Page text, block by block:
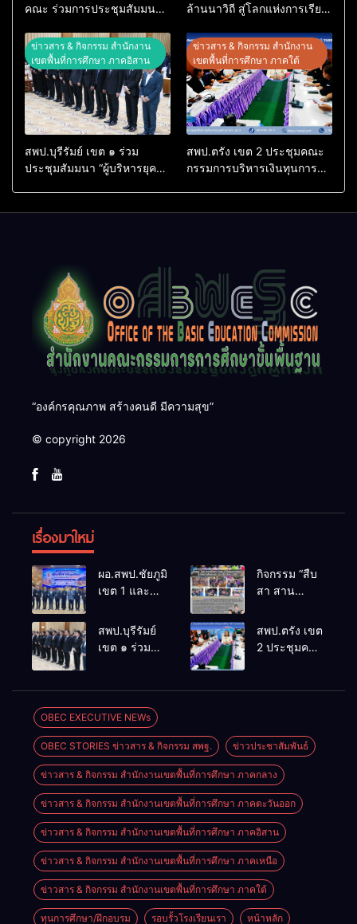
คณะ ร่วมการประชุมสัมมนา
นำการศึกษาไทยสู่อนาคต”
ประจำเขตตรวจราชการที่ 13
ล้านนาวิถี สู่โลกแห่งการเรียน
ประจำปีการศึกษา 2569
ข่าวสาร & กิจกรรม สำนักงาน
เขตพื้นที่การศึกษา ภาคอิสาน
สพป.บุรีรัมย์ เขต ๑ ร่วม
ประชุมสัมมนา “ผู้บริหารยุค
ข่าวสาร & กิจกรรม สำนักงาน
เขตพื้นที่การศึกษา ภาคใต้
สพป.ตรัง เขต 2 ประชุมคณะ
กรรมการบริหารเงินทุนการ
“องค์กรคุณภาพ สร้างคนดี มีความสุข”
© copyright 2026
เรื่องมาใหม่
ผอ.สพป.ชัยภูมิ
เขต 1 และ
ประชุม
สัมมนาทาง
นำการศึกษา
ไทยสู่อนาคต”
ประจำเขต
ตรวจราชการ
ที่ 13
กิจกรรม “สืบ
สา สาน
ล้านนาวิถี สู่
โลกแห่งการ
เรียนรู้”
สันพระเนตร
สพป.บุรีรัมย์
เขต ๑ ร่วม
นำการศึกษา
ไทยสู่อนาคต”
เขตตรวจ
ราชการที่ ๑๓
สพป.ตรัง เขต
2 ประชุมคณะ
2569
OBEC EXECUTIVE NEWs
OBEC STORIES ข่าวสาร & กิจกรรม สพฐ. ข่าวประชาสัมพันธ์
ข่าวสาร & กิจกรรม สำนักงานเขตพื้นที่การศึกษา ภาคกลาง
ข่าวสาร & กิจกรรม สำนักงานเขตพื้นที่การศึกษา ภาคตะวันออก
ข่าวสาร & กิจกรรม สำนักงานเขตพื้นที่การศึกษา ภาคอิสาน
ข่าวสาร & กิจกรรม สำนักงานเขตพื้นที่การศึกษา ภาคเหนือ
ข่าวสาร & กิจกรรม สำนักงานเขตพื้นที่การศึกษา ภาคใต้
ทุนการศึกษา/ฝึกอบรม รอบรั้วโรงเรียนเรา หน้าหลัก